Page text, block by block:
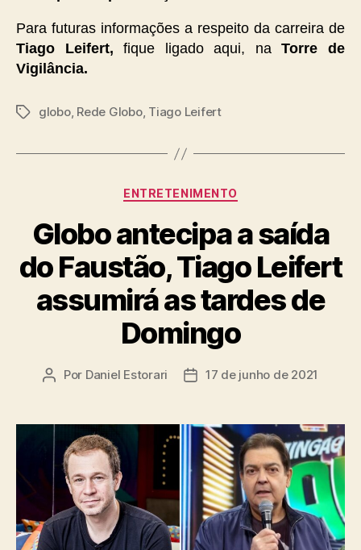
Para futuras informações a respeito da carreira de
Tiago Leifert,fique ligado aqui, naTorre de
Vigilância.
Tagsglobo, Rede Globo, Tiago Leifert
Categorias
ENTRETENIMENTO
Globo antecipa a saída
do Faustão, Tiago Leifert
assumirá as tardes de
Domingo
Autor
Por Daniel Estorari
Data17 de junho de 2021